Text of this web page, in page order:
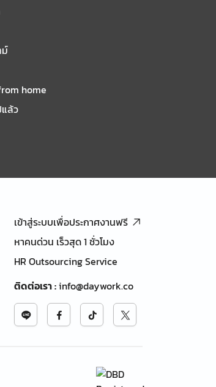
ม์
home
ล้ว
เข้าสู่ระบบเพื่อประกาศงานฟรี
หาคนด่วน เร็วสุด 1 ชั่วโมง
HR Outsourcing Service
ติดต่อเรา:info@daywork.co